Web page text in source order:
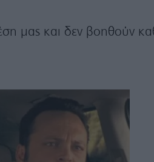
μας και δεν βοηθούν